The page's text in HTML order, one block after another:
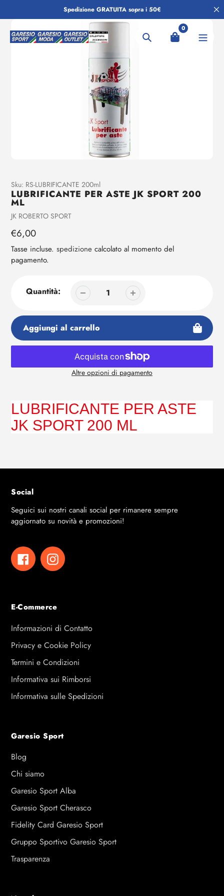
al
contenuto
Spedizione GRATUITA sopra i 50€
Ricerca
0
Aggiunta
di
prodotto
al
tuo
carrello
Sku: RS-LUBRIFICANTE 200ml
LUBRIFICANTE PER ASTE JK SPORT 200
ML
Venditrice
JK ROBERTO SPORT
Prezzo
regolare
€6,00
Tasse incluse. spedizione calcolato al momento del
pagamento.
Quantità:
Aggiungi al carrello
Altre opzioni di pagamento
prodotto
al
tuo
LUBRIFICANTE PER ASTE
JK SPORT 200 ML
Social
Seguici sui nostri canali social per rimanere sempre
aggiornato su novità e promozioni!
FacebookInstagram
E-Commerce
Informazioni di Contatto
Privacy e Cookie Policy
Termini e Condizioni
Informativa sui Rimborsi
Informativa sulle Spedizioni
Garesio Sport
Blog
Chi siamo
Garesio Sport Alba
Garesio Sport Cherasco
Fidelity Card Garesio Sport
Gruppo Sportivo Garesio Sport
Trasparenza